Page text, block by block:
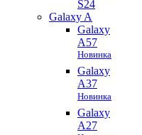
S24
Galaxy A
Galaxy
A57
Новинка
Galaxy
A37
Новинка
Galaxy
A27